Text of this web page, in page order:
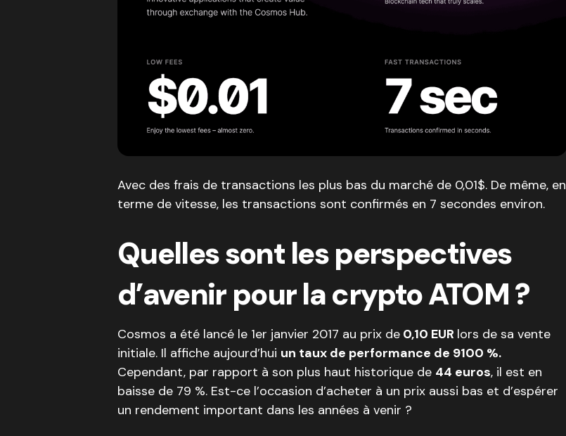
Avec des frais de transactions les plus bas du marché de 0,01$. De même, en
terme de vitesse, les transactions sont confirmés en 7 secondes environ.
Quelles sont les perspectives
d’avenir pour la crypto ATOM ?
Cosmos a été lancé le 1er janvier 2017 au prix de 0,10 EUR lors de sa vente
initiale. Il affiche aujourd’hui un taux de performance de 9100 %.
Cependant, par rapport à son plus haut historique de 44 euros, il est en
baisse de 79 %. Est-ce l’occasion d’acheter à un prix aussi bas et d’espérer
un rendement important dans les années à venir ?